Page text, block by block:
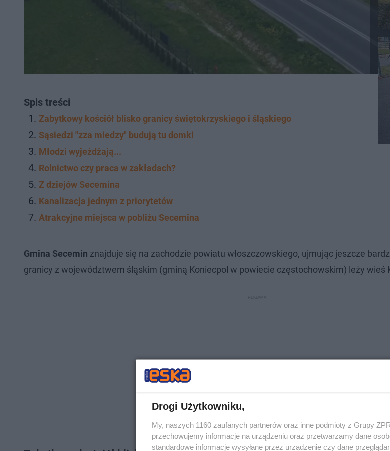
Spis treści
Zabytkowy kościół blisko granicy świętokrzyskiego i śląskiego
Sąsiedzi "zza miedzy" budują tu domki
Młodzi wyjeżdżają...
Rolnictwo czy praca w zakładach?
Z dziejów Secemina
Kanalizacja jednym z priorytetów
Atrakcyjne miejsca w pobliżu Secemina
Gmina Secemin znajduje się na zachodzie powiatu włoszczowskiego, ujmując jeszcze
granicy z województwem śląskim (gminą Koniecpol w powiecie częstochowskim) leży wieś
Drogi Użytkowniku,
My, naszych 1160 zaufanych partnerów oraz inne podmioty z Grupy
przechowujemy informacje na urządzeniu oraz przetwarzamy dane
standardowe informacje wysyłane przez urządzenie czy dane